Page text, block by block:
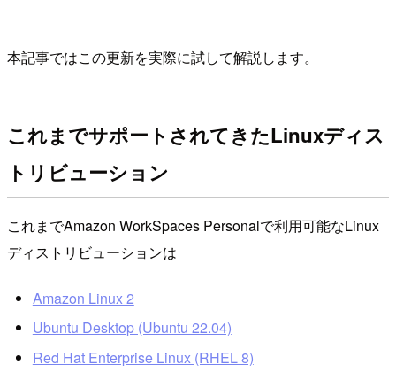
本記事ではこの更新を実際に試して解説します。
これまでサポートされてきたLinuxディス
トリビューション
これまでAmazon WorkSpaces Personalで利用可能なLinux
ディストリビューションは
Amazon Linux 2
Ubuntu Desktop (Ubuntu 22.04)
Red Hat Enterprise Linux (RHEL 8)